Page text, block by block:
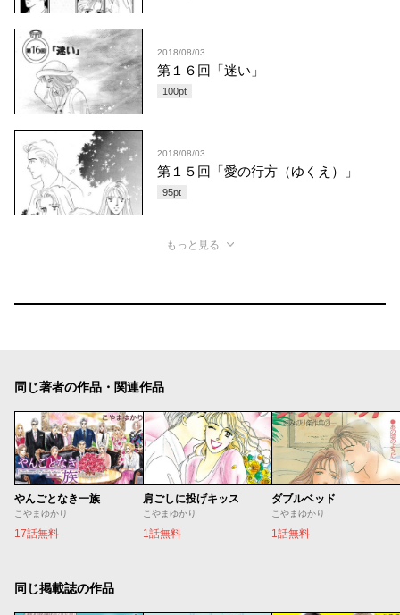
2018/08/03
第１６回「迷い」
100pt
2018/08/03
第１５回「愛の行方（ゆくえ）」
95pt
もっと見る
同じ著者の作品・関連作品
やんごとなき一族
こやまゆかり
17話無料
肩ごしに投げキッス
こやまゆかり
1話無料
ダブルベッド
こやまゆかり
1話無料
同じ掲載誌の作品